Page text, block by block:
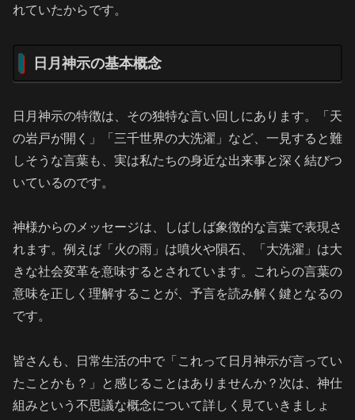
れていたからです。
日月神示の基本概念
日月神示の特徴は、その独特な言い回しにあります。「天
の岩戸が開く」「三千世界の大洗濯」など、一見すると難
しそうな言葉も、実は私たちの身近な出来事と深く結びつ
いているのです。
神様からのメッセージは、しばしば象徴的な言葉で表現さ
れます。例えば「火の雨」は噴火や隕石、「大洗濯」は大
きな社会変革を意味するとされています。これらの言葉の
意味を正しく理解することが、予言を読み解く鍵となるの
です。
皆さんも、日常生活の中で「これって日月神示が言ってい
たことかも？」と感じることはありませんか？次は、神仕
組みという不思議な概念について詳しく見ていきましょ